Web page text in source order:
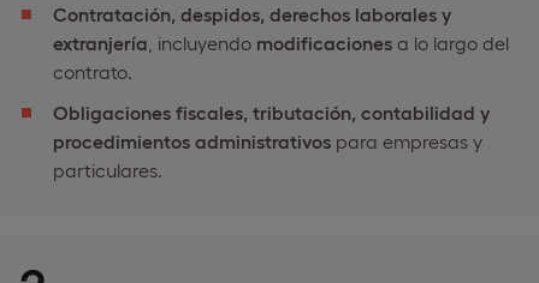
Contratación, despidos, derechos laborales y
extranjería , incluyendo modificaciones a lo largo del
contrato.
Obligaciones fiscales, tributación, contabilidad y
procedimientos administrativos para empresas y
particulares.